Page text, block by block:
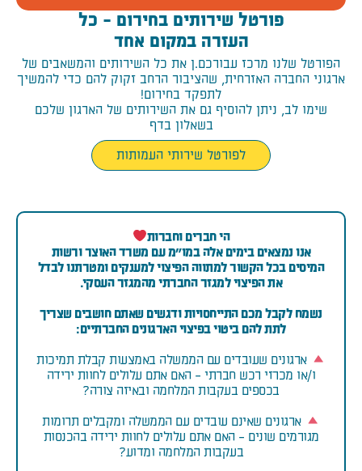
פורטל שירותים בחירום - כל
העזרה במקום אחד
הפורטל שלנו מרכז עבורכם.ן את כל השירותים והמשאבים של
ארגוני החברה האזרחית, שהציבור הרחב זקוק להם כדי להמשיך
לתפקד בחירום!
שימו לב, ניתן להוסיף גם את השירותים של הארגון שלכם
בשאלון בדף
לפורטל שירותי העמותות
הי חברים וחברות
אנו נמצאים בימים אלה במו"מ עם משרד האוצר ורשות
המיסים בכל הקשור למתווה הפיצוי למענקים ומטרתנו לבדל
את הפיצוי למגזר החברתי מהמגזר העסקי.
נשמח לקבל מכם התייחסויות ודגשים שאתם חושבים שצריך
לתת להם ביטוי בפיצוי הארגונים החברתיים:
ארגונים שעובדים עם הממשלה באמצעות קבלת תמיכות
ו/או מכרזי רכש חברתי - האם אתם עלולים לחוות ירידה
בכספים בעקבות המלחמה ובאיזה צורה?
ארגונים שאינם עובדים עם הממשלה ומקבלים תרומות
מגורמים שונים - האם אתם עלולים לחוות ירידה בהכנסות
בעקבות המלחמה ומדוע?